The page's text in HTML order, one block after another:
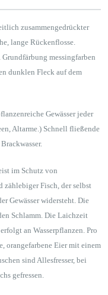
zusammengedrückter
lange Rückenflosse.
messingfarben
dunklen Fleck auf dem
Gewässer jeder
Altarme.) Schnell fließende
im Schutz von
zählebiger Fisch, der selbst
Gewässer widersteht. Die
Schlamm. Die Laichzeit
an Wasserpflanzen. Pro
orangefarbene Eier mit einem
sind Allesfresser, bei
gefressen.